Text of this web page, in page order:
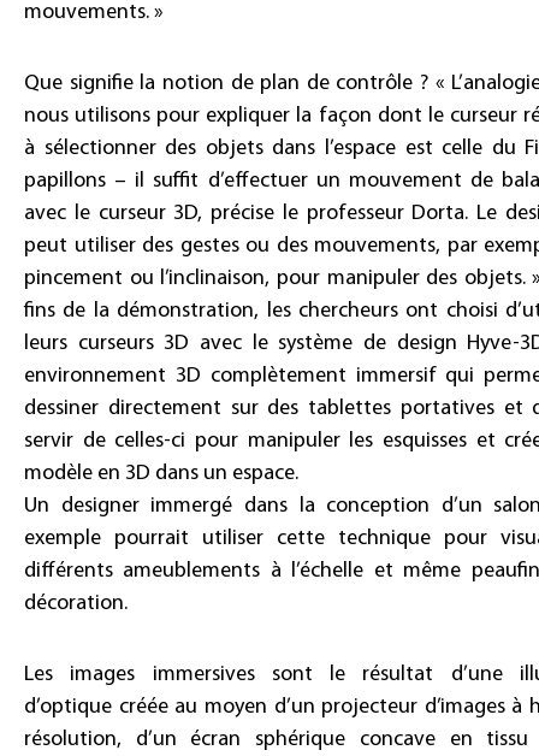
mouvements. »
Que signifie la notion de plan de contrôle ? «
nous utilisons pour expliquer la façon dont le curseur
à sélectionner des objets dans l’espace est celle du
papillons – il suffit d’effectuer un mouvement de
avec le curseur 3D, précise le professeur Dorta. Le
peut utiliser des gestes ou des mouvements, par
pincement ou l’inclinaison, pour manipuler des objets.
fins de la démonstration, les chercheurs ont choisi
leurs curseurs 3D avec le système de design Hyve-
environnement 3D complètement immersif qui
dessiner directement sur des tablettes portatives et
servir de celles-ci pour manipuler les esquisses et
modèle en 3D dans un espace.
Un designer immergé dans la conception d’un
exemple pourrait utiliser cette technique pour
différents ameublements à l’échelle et même
décoration.
Les images immersives sont le résultat d’une
d’optique créée au moyen d’un projecteur d’images à
résolution, d’un écran sphérique concave en tissu